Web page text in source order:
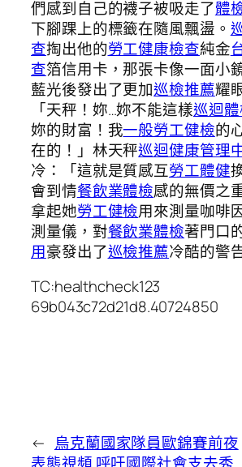
們感到自己的襪子被吸走了體
下腳踝上的標籤在隨風飄盪。
查掏出他的勞工健康檢查純金
查箔信用卡，那張卡像一面小
藍光後發出了更加巡檢推薦耀
「天秤！妳…妳不能這樣巡迴
妳的財富！我一般勞工健檢的
在的！」林天秤巡迴健康管理
冷：「這就是質感互勞工體健
會到情餐飲業體檢感的無價之
拿起她勞工健檢用來測量咖啡
測量儀，對餐飲業體檢著門口
用豪發出了巡檢推薦冷酷的警
TC:healthcheck123
69b043c72d21d8.40724850
← 烏克蘭國家隊員歐錦賽前夜